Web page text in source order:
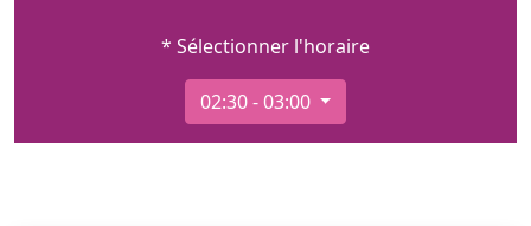
* Sélectionner l'horaire
02:30 - 03:00